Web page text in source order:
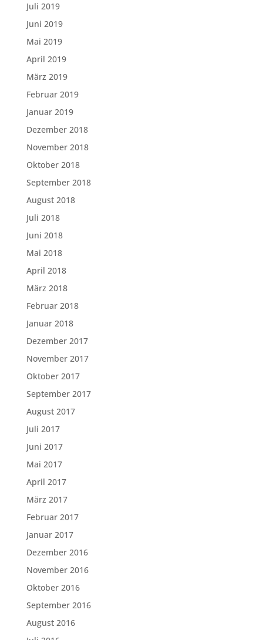
Juli 2019
Juni 2019
Mai 2019
April 2019
März 2019
Februar 2019
Januar 2019
Dezember 2018
November 2018
Oktober 2018
September 2018
August 2018
Juli 2018
Juni 2018
Mai 2018
April 2018
März 2018
Februar 2018
Januar 2018
Dezember 2017
November 2017
Oktober 2017
September 2017
August 2017
Juli 2017
Juni 2017
Mai 2017
April 2017
März 2017
Februar 2017
Januar 2017
Dezember 2016
November 2016
Oktober 2016
September 2016
August 2016